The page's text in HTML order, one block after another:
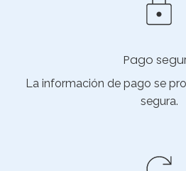
Pago
La información de pago se
segura.